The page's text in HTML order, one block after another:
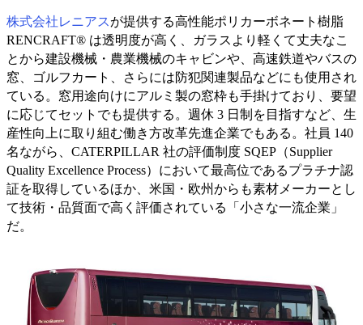
株式会社レニアスが提供する高性能ポリカーボネート樹脂
RENCRAFT® は透明度が高く、ガラスより軽くて丈夫なこ
とから建設機械・農業機械のキャビンや、高速鉄道やバスの
窓、ゴルフカート、さらには防犯関連製品などにも使用され
ている。窓用途向けにアルミ製の窓枠も手掛けており、要望
に応じてセットでも提供する。週休 3 日制を目指すなど、生
産性向上に取り組む働き方改革先進企業でもある。社員 140
名ながら、CATERPILLAR 社の評価制度 SQEP（Supplier
Quality Excellence Process）において最高位であるプラチナ認
証を取得しているほか、米国・欧州からも素材メーカーとし
て技術・品質面で高く評価されている「小さな一流企業」
だ。